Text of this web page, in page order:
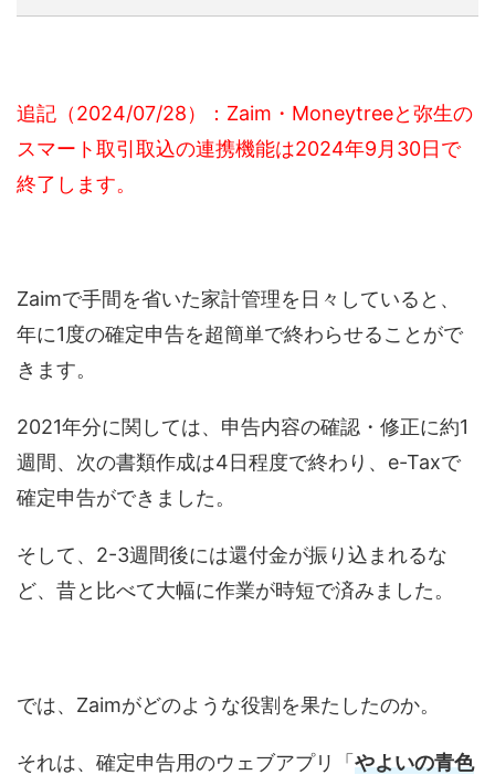
追記（2024/07/28）：Zaim・Moneytreeと弥生の
スマート取引取込の連携機能は2024年9月30日で
終了します。
Zaimで手間を省いた家計管理を日々していると、
年に1度の確定申告を超簡単で終わらせることがで
きます。
2021年分に関しては、申告内容の確認・修正に約1
週間、次の書類作成は4日程度で終わり、e-Taxで
確定申告ができました。
そして、2-3週間後には還付金が振り込まれるな
ど、昔と比べて大幅に作業が時短で済みました。
では、Zaimがどのような役割を果たしたのか。
それは、確定申告用のウェブアプリ「やよいの青色